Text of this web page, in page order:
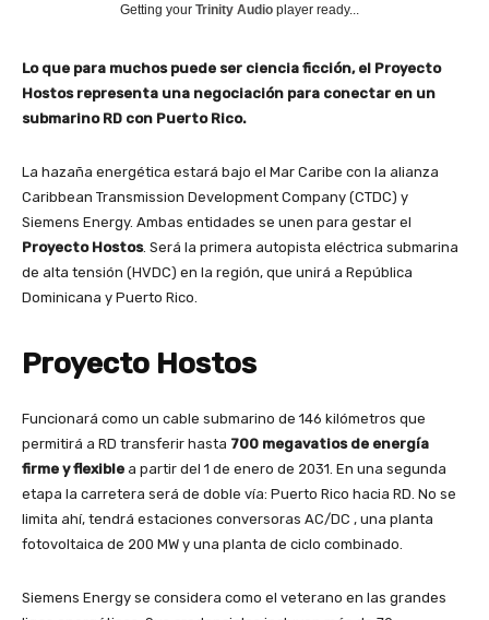
Getting your Trinity Audio player ready...
Lo que para muchos puede ser ciencia ficción, el Proyecto
Hostos representa una negociación para conectar en un
submarino RD con Puerto Rico.
La hazaña energética estará bajo el Mar Caribe con la alianza
Caribbean Transmission Development Company (CTDC) y
Siemens Energy. Ambas entidades se unen para gestar el
Proyecto Hostos. Será la primera autopista eléctrica submarina
de alta tensión (HVDC) en la región, que unirá a República
Dominicana y Puerto Rico.
Proyecto Hostos
Funcionará como un cable submarino de 146 kilómetros que
permitirá a RD transferir hasta 700 megavatios de energía
firme y flexible a partir del 1 de enero de 2031. En una segunda
etapa la carretera será de doble vía: Puerto Rico hacia RD. No se
limita ahí, tendrá estaciones conversoras AC/DC , una planta
fotovoltaica de 200 MW y una planta de ciclo combinado.
Siemens Energy se considera como el veterano en las grandes